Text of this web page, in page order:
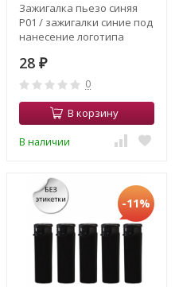
Зажигалка пьезо синяя
Р01 / зажигалки синие под
нанесение логотипа
28 ₽
0
В корзину
В наличии
-11%